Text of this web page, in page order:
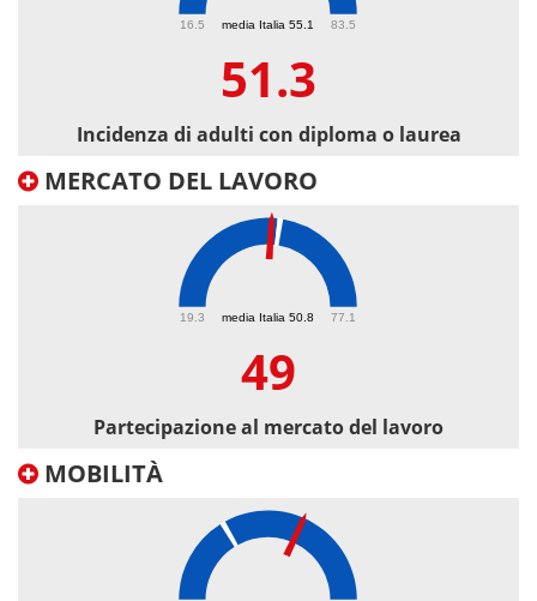
media Italia 55.1
16.5 83.5
51.3
Incidenza di adulti con diploma o laurea
MERCATO DEL LAVORO
media Italia 50.8
19.3 77.1
49
Partecipazione al mercato del lavoro
MOBILITÀ